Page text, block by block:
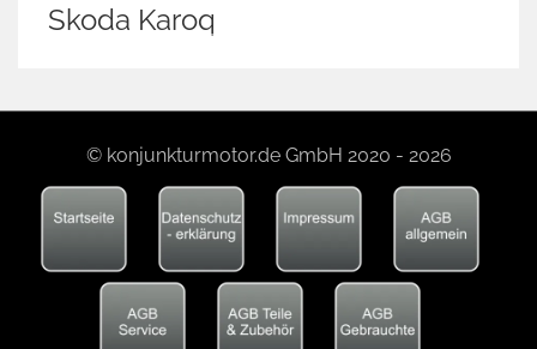
Skoda Karoq
© konjunkturmotor.de GmbH 2020 - 2026